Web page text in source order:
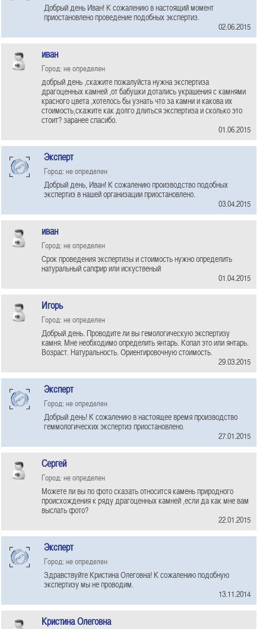
Добрый день Иван! К сожалению в настоящий момент
приостановлено проведение подобных экспертиз.
02.06.2015
иван
Город: не определен
добрый день ,скажите пожалуйста нужна экспертиза
драгоценных камней ,от бабушки дотались украшения с камнями
красного цвета ,хотелось бы узнать что за камни и какова их
стоимость,скажите как долго длиться экспертиза и сколько это
стоит? заранее спасибо.
01.06.2015
Эксперт
Город: не определен
Добрый день, Иван! К сожалению производство подобных
экспертиз в нашей организации приостановлено.
03.04.2015
иван
Город: не определен
Срок проведения экспертизы и стоимость нужно определить
натуральный сапфир или искуственый
01.04.2015
Игорь
Город: не определен
Добрый день. Проводите ли вы гемологическую экспертизу
камня. Мне необходимо определить янтарь. Копал это или янтарь.
Возраст. Натуральность. Ориентировочную стоимость.
29.03.2015
Эксперт
Город: не определен
Добрый день! К сожалению в настоящее время производство
геммологических экспертиз приостановлено.
27.01.2015
Сергей
Город: не определен
Можете ли вы по фото сказать относится камень природного
происхождения к ряду драгоценных камней ,если да как мне вам
выслать фото?
22.01.2015
Эксперт
Город: не определен
Здравствуйте Кристина Олеговна! К сожалению подобную
экспертизу мы не проводим.
13.11.2014
Кристина Олеговна